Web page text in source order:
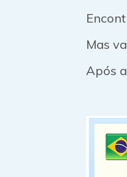
Mas
Após